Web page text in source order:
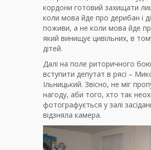
кордони готовий захищати
коли мова йде про дерибан і
поживи, а не коли мова йде
який винищує цивільних, в
дітей.
Далі на поле риторичного
вступити депутат в рясі –
Ільницький. Звісно, не міг
нагоду, аби того, хто так
фотографується у залі
відзняла камера.